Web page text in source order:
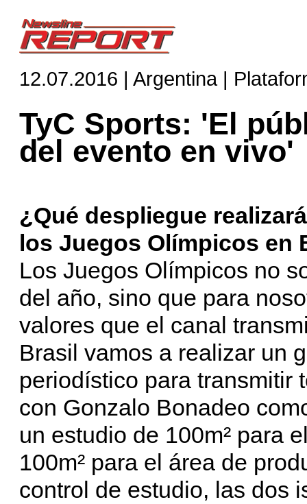
12.07.2016 | Argentina |
TyC Sports: 'El
del evento en vivo'
¿Qué despliegue
los Juegos Olímpicos en
Los Juegos Olímpicos no
del año, sino que para
valores que el canal
Brasil vamos a realizar un
periodístico para transmitir
con Gonzalo Bonadeo
un estudio de 100m² para
100m² para el área de
control de estudio, las dos